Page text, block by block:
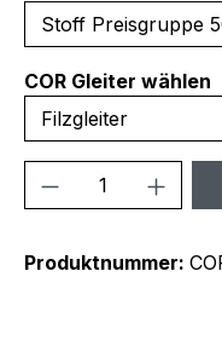
COR Gleiter wählen
Produkt
Produktnummer: